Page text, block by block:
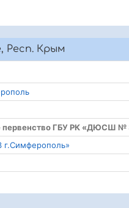
Респ. Крым
первенство ГБУ РК «ДЮСШ №
г.Симферополь»